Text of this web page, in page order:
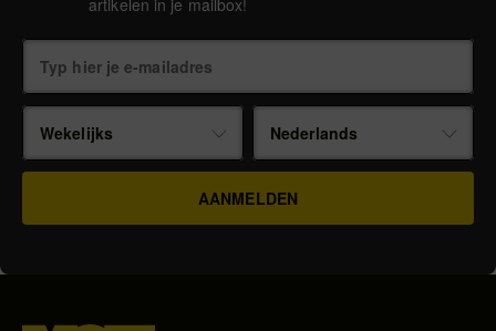
artikelen in je mailbox!
Wekelijks Nederlands